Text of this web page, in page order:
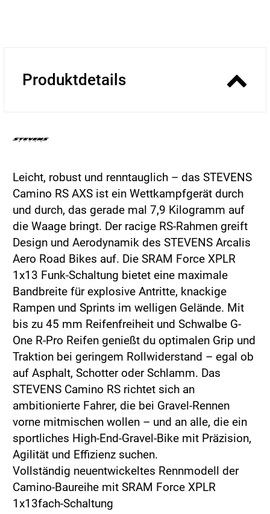
Produktdetails
Leicht, robust und renntauglich – das STEVENS
Camino RS AXS ist ein Wettkampfgerät durch
und durch, das gerade mal 7,9 Kilogramm auf
die Waage bringt. Der racige RS-Rahmen greift
Design und Aerodynamik des STEVENS Arcalis
Aero Road Bikes auf. Die SRAM Force XPLR
1x13 Funk-Schaltung bietet eine maximale
Bandbreite für explosive Antritte, knackige
Rampen und Sprints im welligen Gelände. Mit
bis zu 45 mm Reifenfreiheit und Schwalbe G-
One R-Pro Reifen genießt du optimalen Grip und
Traktion bei geringem Rollwiderstand – egal ob
auf Asphalt, Schotter oder Schlamm. Das
STEVENS Camino RS richtet sich an
ambitionierte Fahrer, die bei Gravel-Rennen
vorne mitmischen wollen – und an alle, die ein
sportliches High-End-Gravel-Bike mit Präzision,
Agilität und Effizienz suchen.
Vollständig neuentwickeltes Rennmodell der
Camino-Baureihe mit SRAM Force XPLR
1x13fach-Schaltung